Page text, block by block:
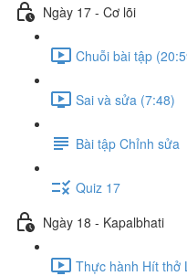
Ngày 17 - Cơ lõi
Chuỗi bài tập
Sai và sửa (7:48)
Bài tập Chỉnh sửa
Quiz 17
Ngày 18 - Kapalbhati
Thực hành Hít thở